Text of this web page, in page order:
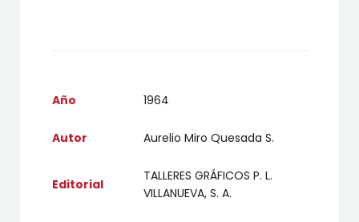
Año 1964
Autor Aurelio Miro Quesada S.
Editorial
TALLERES GRÁFICOS P. L.
VILLANUEVA, S. A.